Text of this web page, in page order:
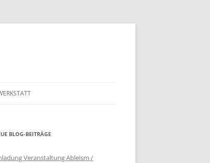
2025
2024
PROGRAMM
BLOG-BEITRÄGE
Veranstaltung Ableism /